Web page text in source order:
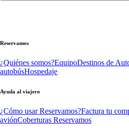
Reservamos
¿Quiénes somos?EquipoDestinos de
autobúsHospedaje
Ayuda al viajero
¿Cómo usar Reservamos?Factura tu
aviónCoberturas Reservamos